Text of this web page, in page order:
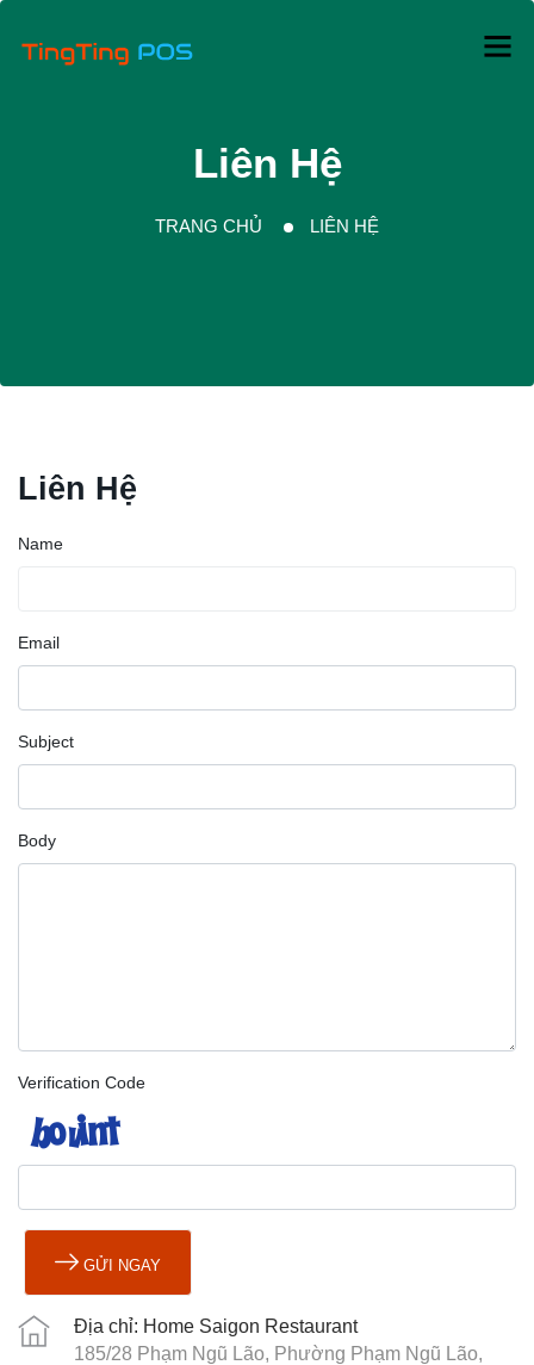
Liên Hệ
TRANG CHỦ LIÊN HỆ
Liên Hệ
Name
Email
Subject
Body
Verification Code
GỬI NGAY
Địa chỉ: Home Saigon Restaurant
185/28 Phạm Ngũ Lão, Phường Phạm Ngũ Lão,